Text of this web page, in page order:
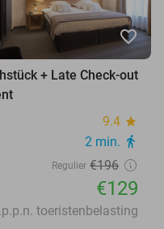
favorite_border
+ Late Check-out
9.4 star
2 min. directions_walk
Regulier €196
€129
toeristenbelasting